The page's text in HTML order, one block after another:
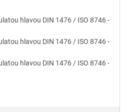
hlavou DIN 1476 / ISO 8746 -
hlavou DIN 1476 / ISO 8746 -
hlavou DIN 1476 / ISO 8746 -